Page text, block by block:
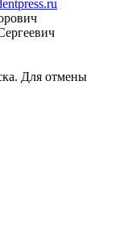
Для отмены